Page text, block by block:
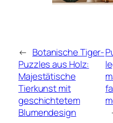
← Botanische Tiger-
Puzzles aus Holz:
Majestätische
Tierkunst mit
geschichtetem
Blumendesign